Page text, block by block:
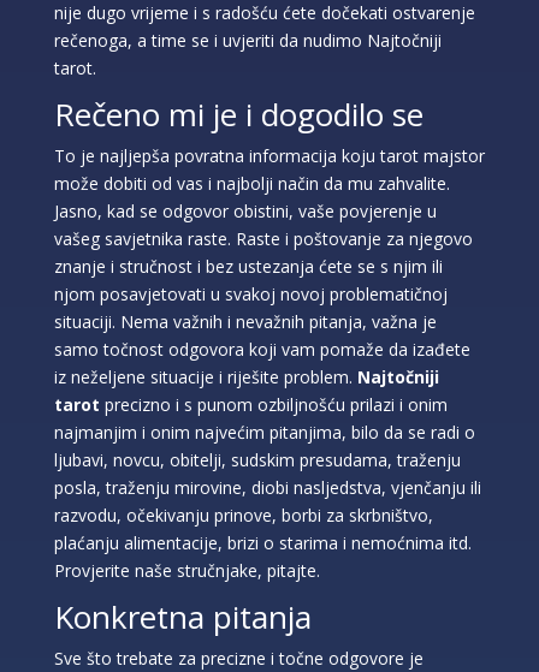
nije dugo vrijeme i s radošću ćete dočekati ostvarenje
rečenoga, a time se i uvjeriti da nudimo Najtočniji
tarot.
Rečeno mi je i dogodilo se
To je najljepša povratna informacija koju tarot majstor
može dobiti od vas i najbolji način da mu zahvalite.
Jasno, kad se odgovor obistini, vaše povjerenje u
vašeg savjetnika raste. Raste i poštovanje za njegovo
znanje i stručnost i bez ustezanja ćete se s njim ili
njom posavjetovati u svakoj novoj problematičnoj
situaciji. Nema važnih i nevažnih pitanja, važna je
samo točnost odgovora koji vam pomaže da izađete
iz neželjene situacije i riješite problem. Najtočniji
tarot precizno i s punom ozbiljnošću prilazi i onim
najmanjim i onim najvećim pitanjima, bilo da se radi o
ljubavi, novcu, obitelji, sudskim presudama, traženju
posla, traženju mirovine, diobi nasljedstva, vjenčanju ili
razvodu, očekivanju prinove, borbi za skrbništvo,
plaćanju alimentacije, brizi o starima i nemoćnima itd.
Provjerite naše stručnjake, pitajte.
Konkretna pitanja
Sve što trebate za precizne i točne odgovore je